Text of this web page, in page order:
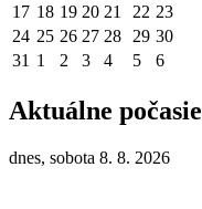
17 18 19 20 21 22 23
24 25 26 27 28 29 30
31 1 2 3 4 5 6
Aktuálne počasie
dnes, sobota 8. 8. 2026